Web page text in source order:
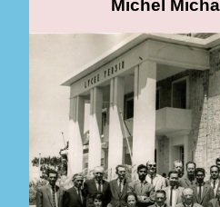
Michel